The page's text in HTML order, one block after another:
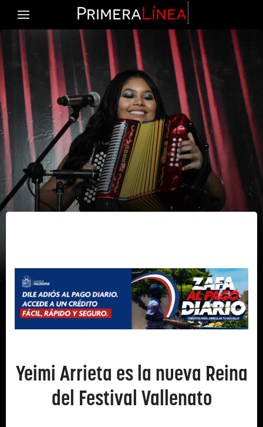
PrimeraLínea
Yeimi Arrieta es la nueva Reina
del Festival Vallenato